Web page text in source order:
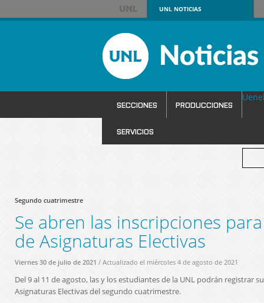
UNLNOTICIAS
SECCIONES PRODUCCIONES
SERVICIOS
Segundo cuatrimestre
Se abren las inscripciones
de Asignaturas Electivas
Viernes 30 de julio de 2021 / Actualizado el miércoles 4 de agosto de 2021
Del 9 al 11 de agosto, las y los estudiantes de la UNL podrán registrar
Asignaturas Electivas del segundo cuatrimestre.